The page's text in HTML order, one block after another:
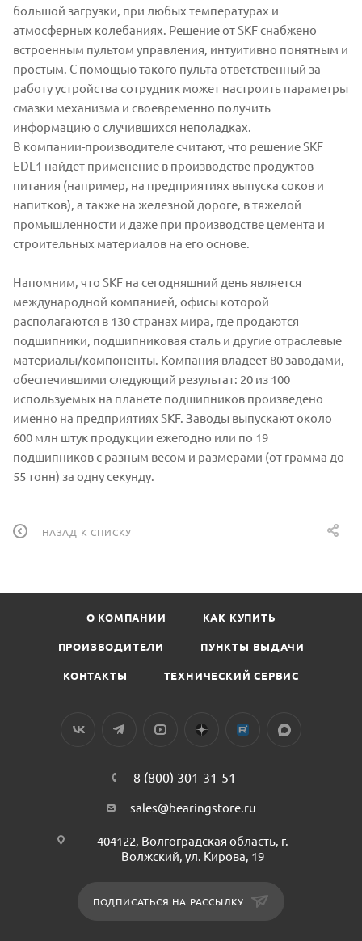
большой загрузки, при любых температурах и
атмосферных колебаниях. Решение от SKF снабжено
встроенным пультом управления, интуитивно понятным и
простым. С помощью такого пульта ответственный за
работу устройства сотрудник может настроить параметры
смазки механизма и своевременно получить
информацию о случившихся неполадках.
В компании-производителе считают, что решение SKF
EDL1 найдет применение в производстве продуктов
питания (например, на предприятиях выпуска соков и
напитков), а также на железной дороге, в тяжелой
промышленности и даже при производстве цемента и
строительных материалов на его основе.
Напомним, что SKF на сегодняшний день является
международной компанией, офисы которой
располагаются в 130 странах мира, где продаются
подшипники, подшипниковая сталь и другие отраслевые
материалы/компоненты. Компания владеет 80 заводами,
обеспечившими следующий результат: 20 из 100
используемых на планете подшипников произведено
именно на предприятиях SKF. Заводы выпускают около
600 млн штук продукции ежегодно или по 19
подшипников с разным весом и размерами (от грамма до
55 тонн) за одну секунду.
НАЗАД К СПИСКУ
О КОМПАНИИ КАК КУПИТЬ
ПРОИЗВОДИТЕЛИ ПУНКТЫ ВЫДАЧИ
КОНТАКТЫ ТЕХНИЧЕСКИЙ СЕРВИС
8 (800) 301-31-51
sales@bearingstore.ru
404122, Волгоградская область, г.
Волжский, ул. Кирова, 19
ПОДПИСАТЬСЯ НА РАССЫЛКУ